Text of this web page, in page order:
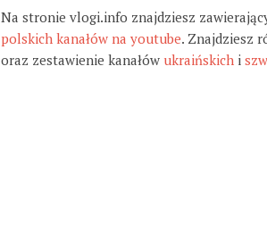
Na stronie vlogi.info znajdziesz
polskich kanałów na youtube. Znajdziesz
oraz zestawienie kanałów ukraińskich i